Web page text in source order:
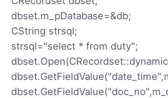
dbset.m_pDatabase=&db;
CString strsql;
strsql="select * from duty";